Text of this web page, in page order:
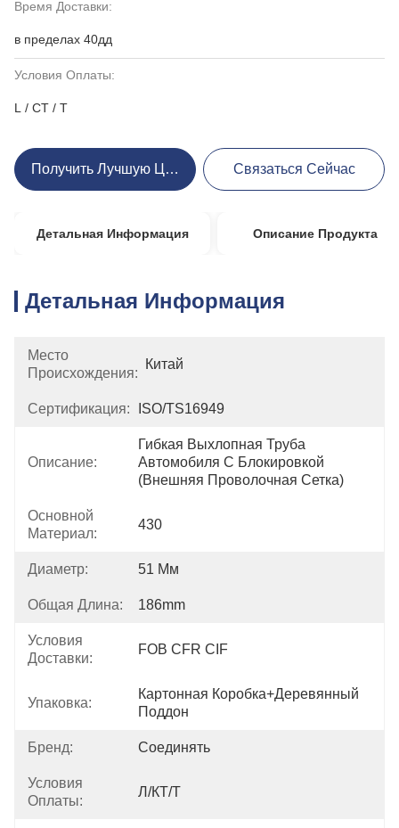
Время Доставки:
в пределах 40дд
Условия Оплаты:
L / CT / T
Получить Лучшую Цену Связаться Сейчас
Детальная Информация Описание Продукта
Детальная Информация
Место
Происхождения:
Китай
Сертификация: ISO/TS16949
Описание:
Гибкая Выхлопная Труба
Автомобиля С Блокировкой
(внешняя Проволочная Сетка)
Основной
Материал:
430
Диаметр: 51 Мм
Общая Длина: 186mm
Условия
Доставки:
FOB CFR CIF
Упаковка:
Картонная Коробка+деревянный
Поддон
Бренд: Соединять
Условия
Оплаты:
Л/КТ/Т